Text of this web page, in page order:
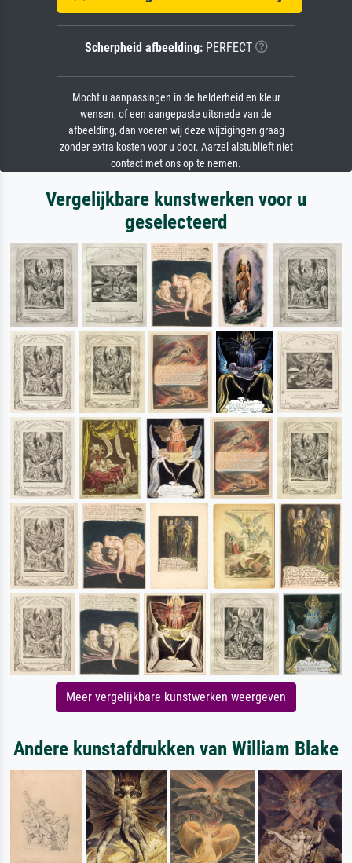
Scherpheid afbeelding:PERFECT
Mocht u aanpassingen in de helderheid en kleur
wensen, of een aangepaste uitsnede van de
afbeelding, dan voeren wij deze wijzigingen graag
zonder extra kosten voor u door. Aarzel alstublieft niet
contact met ons op te nemen.
Vergelijkbare kunstwerken voor u
geselecteerd
Meer vergelijkbare kunstwerken weergeven
Andere kunstafdrukken van William Blake